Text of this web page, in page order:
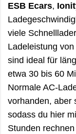
ESB Ecars,
viele
Ladeleistung
sind ideal für
etwa 30 bis 60
Normale AC-
vorhanden, aber
sodass du hier
Stunden